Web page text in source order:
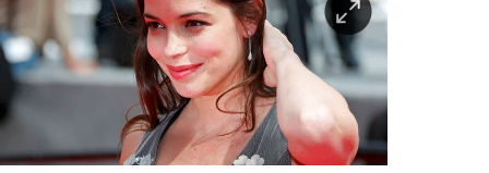
wahrheit
verlag
verlag
veranstaltungen